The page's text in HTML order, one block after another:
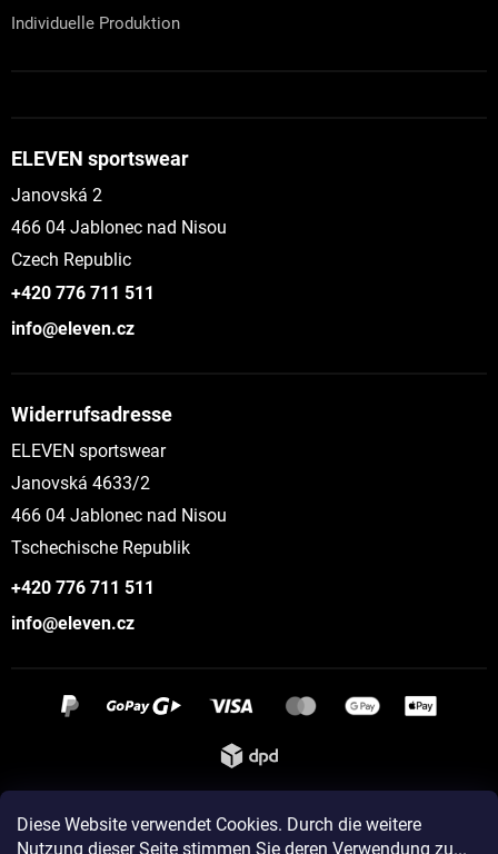
Diese Website verwendet Cookies. Durch die weitere
Nutzung dieser Seite stimmen Sie deren Verwendung zu...
Individuelle Produktion
ELEVEN sportswear
Janovská 2
466 04 Jablonec nad Nisou
Czech Republic
+420 776 711 511
info@eleven.cz
Widerrufsadresse
ELEVEN sportswear
Janovská 4633/2
466 04 Jablonec nad Nisou
Tschechische Republik
+420 776 711 511
info@eleven.cz
Instagram